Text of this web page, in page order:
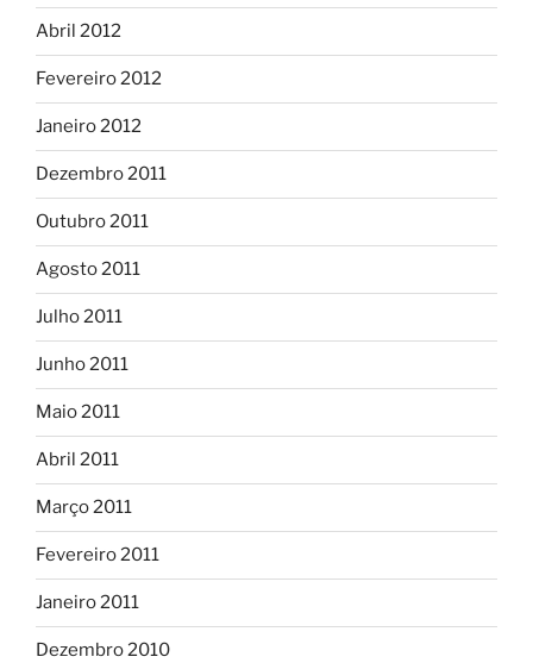
Abril 2012
Fevereiro 2012
Janeiro 2012
Dezembro 2011
Outubro 2011
Agosto 2011
Julho 2011
Junho 2011
Maio 2011
Abril 2011
Março 2011
Fevereiro 2011
Janeiro 2011
Dezembro 2010